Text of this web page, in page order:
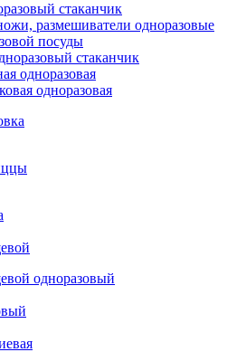
стаканчик
размешиватели одноразовые
посуды
стаканчик
одноразовая
одноразовая
одноразовый